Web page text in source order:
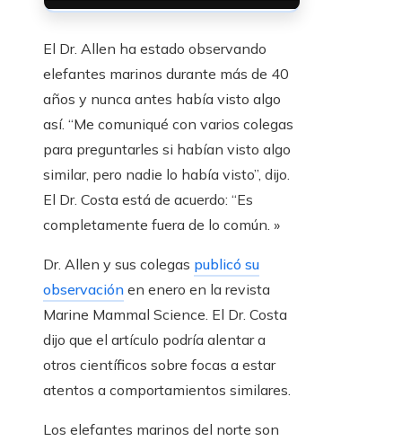
El Dr. Allen ha estado observando
elefantes marinos durante más de 40
años y nunca antes había visto algo
así. “Me comuniqué con varios colegas
para preguntarles si habían visto algo
similar, pero nadie lo había visto”, dijo.
El Dr. Costa está de acuerdo: “Es
completamente fuera de lo común. »
Dr. Allen y sus colegas publicó su
observación en enero en la revista
Marine Mammal Science. El Dr. Costa
dijo que el artículo podría alentar a
otros científicos sobre focas a estar
atentos a comportamientos similares.
Los elefantes marinos del norte son